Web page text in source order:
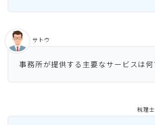
事務所が提供する主要なサービスは何
サトウ
税理